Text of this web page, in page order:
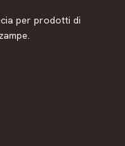
per prodotti di